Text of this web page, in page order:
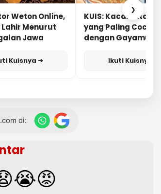
Weton Online,
Lahir Menurut
Jawa
Kuisnya ➔
KUIS: Kacamata Apa
yang Paling Cocok
dengan Gayamu?
Ikuti Kuisnya ➔
❯
di:
😭😡